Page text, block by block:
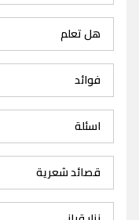
هل تعلم
فوائد
اسئلة
قصائد شعرية